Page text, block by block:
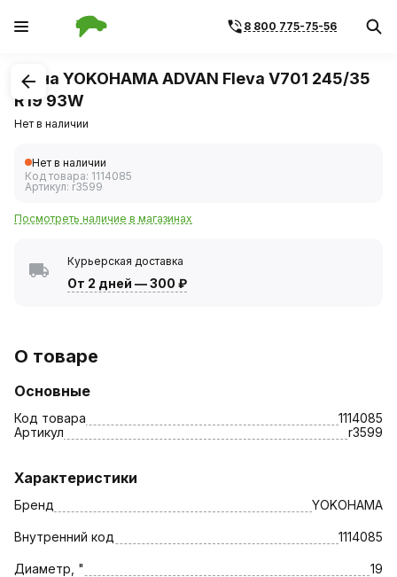
8 800 775-75-56
1/1
Шина YOKOHAMA ADVAN Fleva V701 245/35
R19 93W
Нет в наличии
Нет в наличии
Код товара: 1114085
Артикул: r3599
Посмотреть наличие в магазинах
Курьерская доставка
От 2 дней —300 ₽
О товаре
Основные
Код товара
1114085
Артикул
r3599
Характеристики
Бренд YOKOHAMA
Внутренний код 1114085
Диаметр, " 19